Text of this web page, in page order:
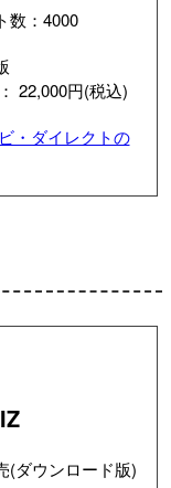
数：4000
22,000円(税込)
・ダイレクトの
(ダウンロード版)